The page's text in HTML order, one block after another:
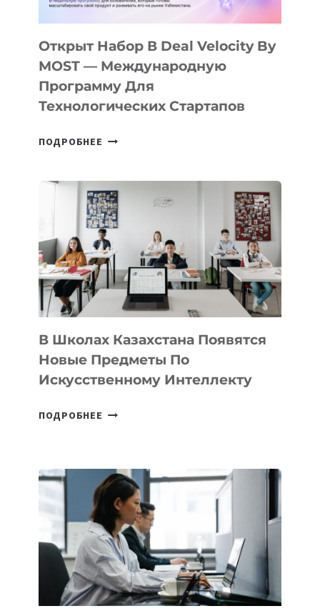
30
ПОДРОСТКАМ
БИЛЕТ
В
ПРЕДПРИНИМАТЕЛЬСТВО
Открыт Набор В Deal Velocity By
MOST — Международную
Программу Для
Технологических Стартапов
ПОДРОБНЕЕ ОТКРЫТ
DEAL
VELOCITY
BY
MOST
—
МЕЖДУНАРОДНУЮ
ПРОГРАММУ
ДЛЯ
ТЕХНОЛОГИЧЕСКИХ
В Школах Казахстана Появятся
Новые Предметы По
Искусственному Интеллекту
ПОДРОБНЕЕ
НОВЫЕ
ПРЕДМЕТЫ
ПО
ИСКУССТВЕННОМУ
ИНТЕЛЛЕКТУ